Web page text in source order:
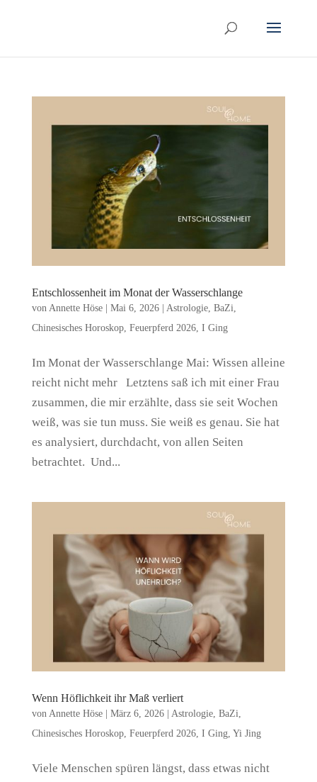
Entschlossenheit im Monat der Wasserschlange
von Annette Höse| Mai 6, 2026| Astrologie, BaZi
Chinesisches Horoskop, Feuerpferd 2026, I Ging
Im Monat der Wasserschlange Mai: Wissen alleine
reicht nicht mehr Letztens saß ich mit einer Frau
zusammen, die mir erzählte, dass sie seit Wochen
weiß, was sie tun muss. Sie weiß es genau. Sie hat
es analysiert, durchdacht, von allen Seiten
betrachtet. Und...
Wenn Höflichkeit ihr Maß verliert
von Annette Höse| März 6, 2026| Astrologie, BaZi
Chinesisches Horoskop, Feuerpferd 2026, I Ging, Yi Jing
Viele Menschen spüren längst, dass etwas nicht